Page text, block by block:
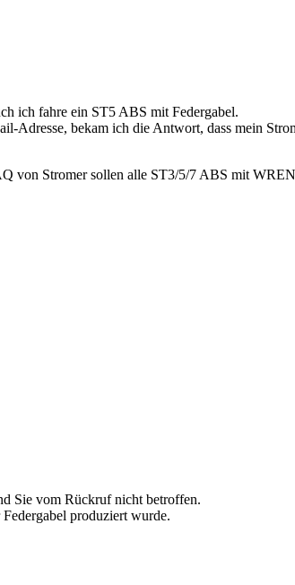
ich fahre ein ST5 ABS mit Federgabel.
Adresse, bekam ich die Antwort, dass mein
von Stromer sollen alle ST3/5/7 ABS mit
Sie vom Rückruf nicht betroffen.
produziert wurde.